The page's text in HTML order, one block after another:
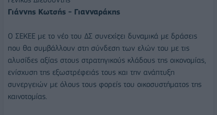
Γιάννης Κωτσής - Γιανναράκης
Ο ΣΕΚΕΕ με το νέο του ΔΣ συνεχίζει δυναμικά με δράσεις
που θα συμβάλλουν στη σύνδεση των ελών του με τις
αλυσίδες αξίας στους στρατηγικούς κλάδους της οικονομίας,
ενίσχυση της εξωστρέφειάς τους και την ανάπτυξη
συνεργειών με όλους τους φορείς του οικοσυστήματος της
καινοτομίας.